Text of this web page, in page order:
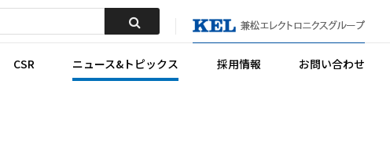
CSR ニュース&トピックス 採用情報 お問い合わせ